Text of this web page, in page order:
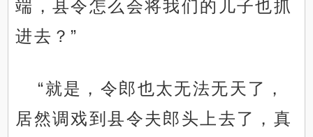
端，县令怎么会将我们的儿子也抓
进去？”
“就是，令郎也太无法无天了，
居然调戏到县令夫郎头上去了，真